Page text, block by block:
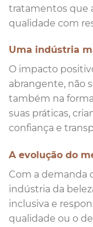
tratamentos que
qualidade com
Uma indústria
O impacto
abrangente, não
também na
suas práticas,
confiança e
A evolução do
Com a demanda
indústria da
inclusiva e
qualidade ou o